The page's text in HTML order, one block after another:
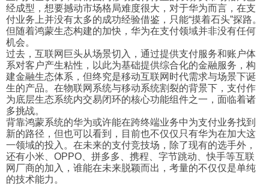
经成型，想要撼动市场格局难度很大，对于华为而言，在支
付业务上并没有太多的成功经验借鉴，只能“摸着石头”探路。
但随着鸿蒙生态构建的加快，华为在支付领域并非没有任何
机会。
过去，互联网巨头从场景切入，通过提供支付服务和账户体
系对客户产生粘性，以此为基础提供综合化的金融服务，构
建金融生态体系，但终究是移动互联网时代需求与场景下诞
生的产品。在物联网系统与移动系统割裂的背景下，支付作
为底层生态系统内交易闭环的核心功能组件之一，面临着诸
多挑战。
背靠鸿蒙系统的华为或许能在跨终端业务中为支付业务找到
新的路径，但也可以看到，目前也不仅仅只有华为在加大这
一领域的投入。在未来的支付竞技场，除了现有的选手外，
还有小米、OPPO、拼多多、携程、字节跳动、快手等互联
网厂商的加入，谁能在未来脱颖而出，考量的不仅仅是单纯
的技术能力。